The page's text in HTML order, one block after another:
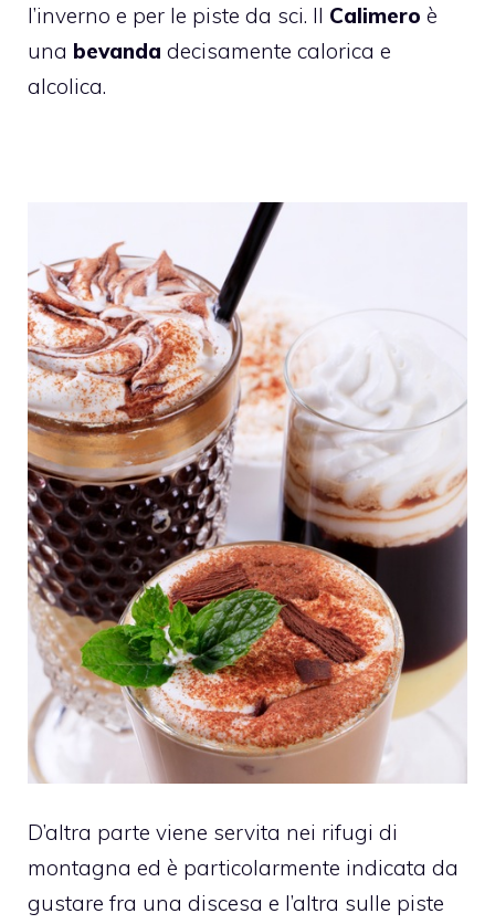
l’inverno e per le piste da sci. Il Calimero è
una bevanda decisamente calorica e
alcolica.
D’altra parte viene servita nei rifugi di
montagna ed è particolarmente indicata da
gustare fra una discesa e l’altra sulle piste